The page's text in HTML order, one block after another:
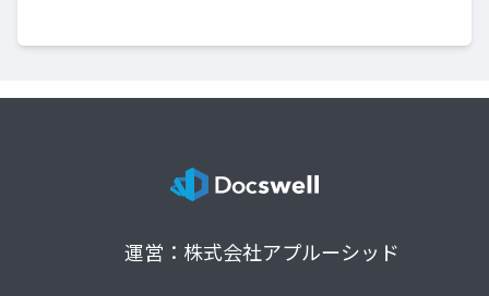
運営：株式会社アプルーシッド